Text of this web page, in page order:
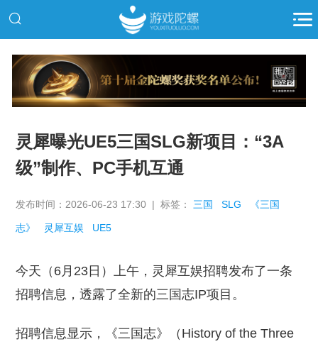
推广
灵犀曝光UE5三国SLG新项目：“3A
级”制作、PC手机互通
发布时间：2026-06-23 17:30 | 标签： 三国 SLG 《三国
志》 灵犀互娱 UE5
今天（6月23日）上午，灵犀互娱招聘发布了一条
招聘信息，透露了全新的三国志IP项目。
招聘信息显示，《三国志》（History of the Three